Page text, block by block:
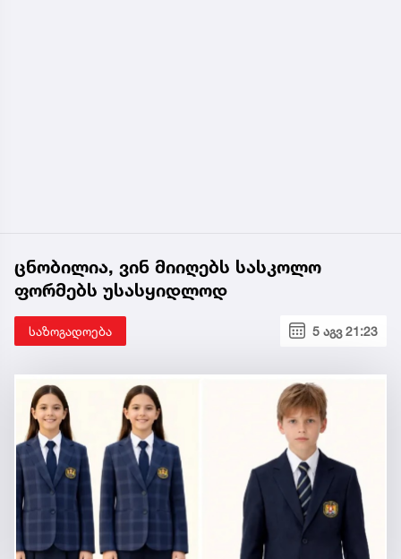
ცნობილია, ვინ მიიღებს სასკოლო
ფორმებს უსასყიდლოდ
საზოგადოება 5 აგვ 21:23